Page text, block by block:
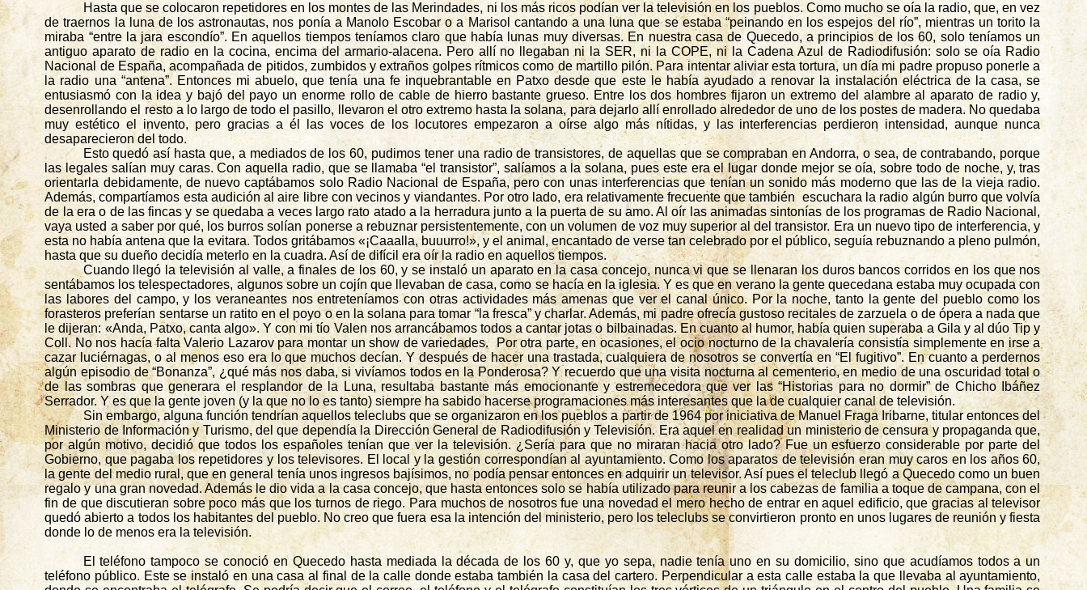
Hasta que se colocaron repetidores en los montes de las Merindades, ni los más ricos podían ver la televisión en los pueblos. Como mucho se oía la radio, que, en vez
de traernos la luna de los astronautas, nos ponía a Manolo Escobar o a Marisol cantando a una luna que se estaba “peinando en los espejos del río”, mientras un torito la
miraba “entre la jara escondío”. En aquellos tiempos teníamos claro que había lunas muy diversas. En nuestra casa de Quecedo, a principios de los 60, solo teníamos un
antiguo aparato de radio en la cocina, encima del armario-alacena. Pero allí no llegaban ni la SER, ni la COPE, ni la Cadena Azul de Radiodifusión: solo se oía Radio
Nacional de España, acompañada de pitidos, zumbidos y extraños golpes rítmicos como de martillo pilón. Para intentar aliviar esta tortura, un día mi padre propuso ponerle a
la radio una “antena”. Entonces mi abuelo, que tenía una fe inquebrantable en Patxo desde que este le había ayudado a renovar la instalación eléctrica de la casa, se
entusiasmó con la idea y bajó del payo un enorme rollo de cable de hierro bastante grueso. Entre los dos hombres fijaron un extremo del alambre al aparato de radio y,
desenrollando el resto a lo largo de todo el pasillo, llevaron el otro extremo hasta la solana, para dejarlo allí enrollado alrededor de uno de los postes de madera. No quedaba
muy estético el invento, pero gracias a él las voces de los locutores empezaron a oírse algo más nítidas, y las interferencias perdieron intensidad, aunque nunca
desaparecieron del todo.
Esto quedó así hasta que, a mediados de los 60, pudimos tener una radio de transistores, de aquellas que se compraban en Andorra, o sea, de contrabando, porque
las legales salían muy caras. Con aquella radio, que se llamaba “el transistor”, salíamos a la solana, pues este era el lugar donde mejor se oía, sobre todo de noche, y, tras
orientarla debidamente, de nuevo captábamos solo Radio Nacional de España, pero con unas interferencias que tenían un sonido más moderno que las de la vieja radio.
Además, compartíamos esta audición al aire libre con vecinos y viandantes. Por otro lado, era relativamente frecuente que también escuchara la radio algún burro que volvía
de la era o de las fincas y se quedaba a veces largo rato atado a la herradura junto a la puerta de su amo. Al oír las animadas sintonías de los programas de Radio Nacional,
vaya usted a saber por qué, los burros solían ponerse a rebuznar persistentemente, con un volumen de voz muy superior al del transistor. Era un nuevo tipo de interferencia, y
esta no había antena que la evitara. Todos gritábamos «¡Caaalla, buuurro!», y el animal, encantado de verse tan celebrado por el público, seguía rebuznando a pleno pulmón,
hasta que su dueño decidía meterlo en la cuadra. Así de difícil era oír la radio en aquellos tiempos.
Cuando llegó la televisión al valle, a finales de los 60, y se instaló un aparato en la casa concejo, nunca vi que se llenaran los duros bancos corridos en los que nos
sentábamos los telespectadores, algunos sobre un cojín que llevaban de casa, como se hacía en la iglesia. Y es que en verano la gente quecedana estaba muy ocupada con
las labores del campo, y los veraneantes nos entreteníamos con otras actividades más amenas que ver el canal único. Por la noche, tanto la gente del pueblo como los
forasteros preferían sentarse un ratito en el poyoo en la solana para tomar “la fresca” y charlar. Además, mi padre ofrecía gustoso recitales de zarzuela o de ópera a nada que
le dijeran: «Anda, Patxo, canta algo». Y con mi tío Valen nos arrancábamos todos a cantar jotas obilbainadas. En cuanto al humor, había quien superaba a Gila y al dúoTipy
Coll. No nos hacía falta Valerio Lazarovpara montar un show de variedades. Por otra parte, en ocasiones, el ocio nocturno de la chavalería consistía simplemente en irse a
cazar luciérnagas, o al menos eso era lo que muchos decían. Y después de hacer una trastada, cualquiera de nosotros se convertía en “El fugitivo”. En cuanto a perdernos
algún episodio de “Bonanza”, ¿qué más nos daba, si vivíamos todos en la Ponderosa? Y recuerdo que una visita nocturna al cementerio, en medio de una oscuridad total o
de las sombras que generara el resplandor de la Luna, resultaba bastante más emocionante y estremecedora que ver las “Historias para no dormir” de Chicho Ibáñez
Serrador. Y es que la gente joven (y la que no lo es tanto) siempre ha sabido hacerse programaciones más interesantes que la de cualquier canal de televisión.
Sin embargo, alguna funcióntendrían aquellos teleclubs que se organizaron en los pueblos a partir de 1964 por iniciativa de Manuel Fraga Iribarne, titular entonces del
Ministerio de Información y Turismo, del que dependía la Dirección General de Radiodifusión y Televisión. Era aquel en realidad un ministerio de censura y propaganda que,
por algún motivo, decidió que todos los españoles tenían que ver la televisión. ¿Sería para que no miraran hacia otro lado? Fue un esfuerzo considerable por parte del
Gobierno, que pagaba los repetidores y los televisores. El local y la gestión correspondían al ayuntamiento. Como los aparatos de televisión eran muy caros en los años 60,
la gente del medio rural, que en general tenía unos ingresos bajísimos, no podía pensar entonces en adquirir un televisor. Así pues el teleclub llegó aQuecedocomo un buen
regalo y una gran novedad. Además le dio vida a la casa concejo, que hasta entonces solo se había utilizado para reunir a los cabezas de familia a toque de campana, con el
fin de que discutieran sobre poco más que los turnos de riego. Para muchos de nosotros fue una novedad el mero hecho de entrar en aquel edificio, que gracias al televisor
quedó abierto a todos los habitantes del pueblo. No creo que fuera esa la intención del ministerio, pero los teleclubs se convirtieron pronto en unos lugares de reunión y fiesta
donde lo de menos era la televisión.
El teléfono tampoco se conoció enQuecedohasta mediada la década de los 60 y, que yo sepa, nadie tenía uno en su domicilio, sino que acudíamos todos a un
teléfono público. Este se instaló en una casa al final de la calle donde estaba también la casa del cartero. Perpendicular a esta calle estaba la que llevaba al ayuntamiento,